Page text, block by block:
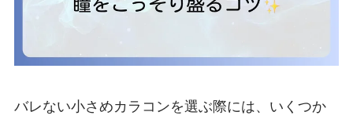
バレない小さめカラコンを選ぶ際には、いくつか